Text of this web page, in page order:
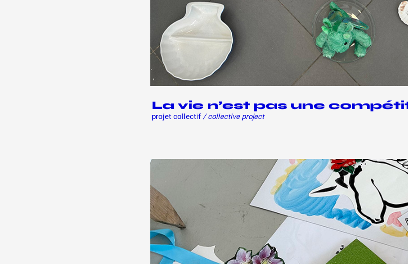
La vie n’est pas une
projet collectif/ collective project